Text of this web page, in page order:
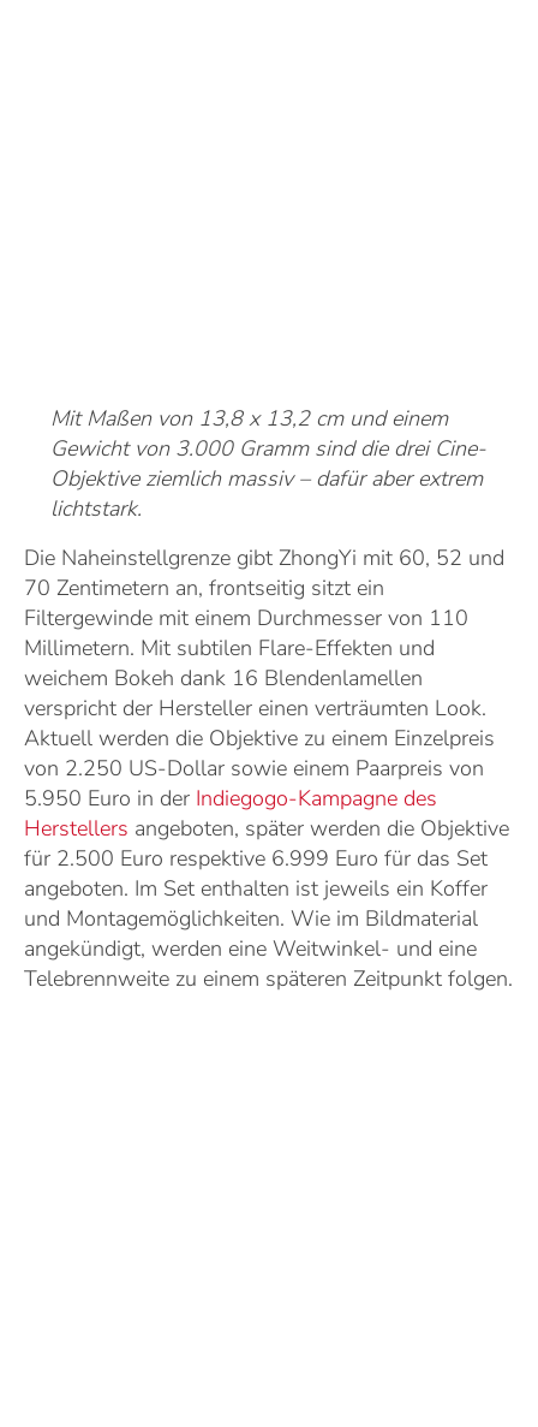
Mit Maßen von 13,8 x 13,2 cm und einem
Gewicht von 3.000 Gramm sind die drei Cine-
Objektive ziemlich massiv – dafür aber extrem
lichtstark.
Die Naheinstellgrenze gibt ZhongYi mit 60, 52 und
70 Zentimetern an, frontseitig sitzt ein
Filtergewinde mit einem Durchmesser von 110
Millimetern. Mit subtilen Flare-Effekten und
weichem Bokeh dank 16 Blendenlamellen
verspricht der Hersteller einen verträumten Look.
Aktuell werden die Objektive zu einem Einzelpreis
von 2.250 US-Dollar sowie einem Paarpreis von
5.950 Euro in der Indiegogo-Kampagne des
Herstellers angeboten, später werden die Objektive
für 2.500 Euro respektive 6.999 Euro für das Set
angeboten. Im Set enthalten ist jeweils ein Koffer
und Montagemöglichkeiten. Wie im Bildmaterial
angekündigt, werden eine Weitwinkel- und eine
Telebrennweite zu einem späteren Zeitpunkt folgen.